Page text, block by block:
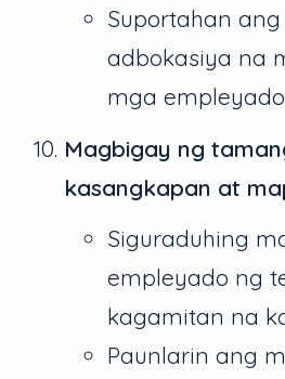
Suportahan
adbokasiya na
mga empleyado
Magbigay ng
kasangkapan at
Siguraduhing
empleyado ng
kagamitan na
Paunlarin ang